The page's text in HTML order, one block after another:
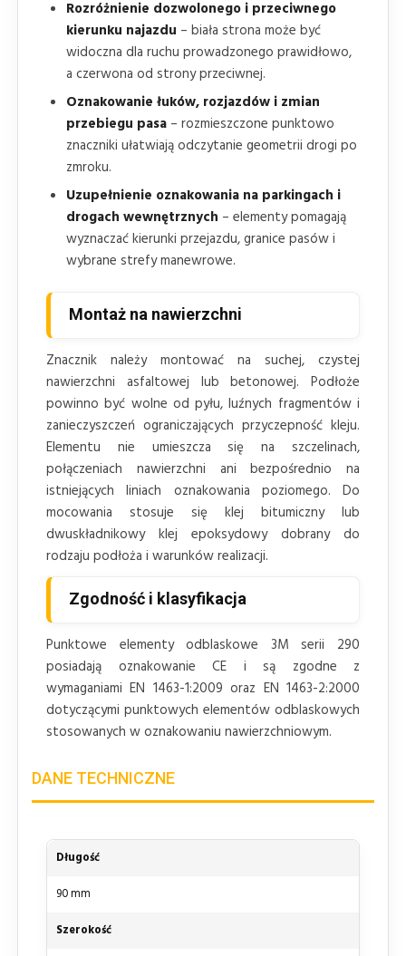
Rozróżnienie dozwolonego i przeciwnego
kierunku najazdu – biała strona może być
widoczna dla ruchu prowadzonego prawidłowo,
a czerwona od strony przeciwnej.
Oznakowanie łuków, rozjazdów i zmian
przebiegu pasa – rozmieszczone punktowo
znaczniki ułatwiają odczytanie geometrii drogi po
zmroku.
Uzupełnienie oznakowania na parkingach i
drogach wewnętrznych – elementy pomagają
wyznaczać kierunki przejazdu, granice pasów i
wybrane strefy manewrowe.
Montaż na nawierzchni
Znacznik należy montować na suchej, czystej
nawierzchni asfaltowej lub betonowej. Podłoże
powinno być wolne od pyłu, luźnych fragmentów i
zanieczyszczeń ograniczających przyczepność kleju.
Elementu nie umieszcza się na szczelinach,
połączeniach nawierzchni ani bezpośrednio na
istniejących liniach oznakowania poziomego. Do
mocowania stosuje się klej bitumiczny lub
dwuskładnikowy klej epoksydowy dobrany do
rodzaju podłoża i warunków realizacji.
Zgodność i klasyfikacja
Punktowe elementy odblaskowe 3M serii 290
posiadają oznakowanie CE i są zgodne z
wymaganiami EN 1463-1:2009 oraz EN 1463-2:2000
dotyczącymi punktowych elementów odblaskowych
stosowanych w oznakowaniu nawierzchniowym.
DANE TECHNICZNE
Długość
90 mm
Szerokość